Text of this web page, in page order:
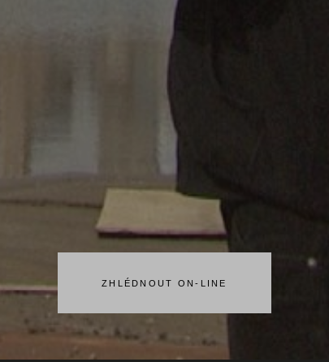
ZHLÉDNOUT ON-LINE